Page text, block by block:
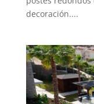
decoración....